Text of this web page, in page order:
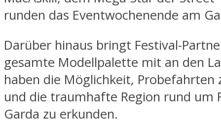
runden das Eventwochenende am
Darüber hinaus bringt Festival-
gesamte Modellpalette mit an den
haben die Möglichkeit, Probefahrten
und die traumhafte Region rund um
Garda zu erkunden.